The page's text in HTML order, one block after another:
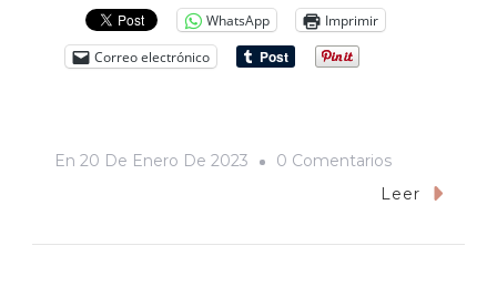
WhatsApp
Imprimir
Correo electrónico
En 20 De Enero De 2023 0 ComentariosEn
Los
Leer